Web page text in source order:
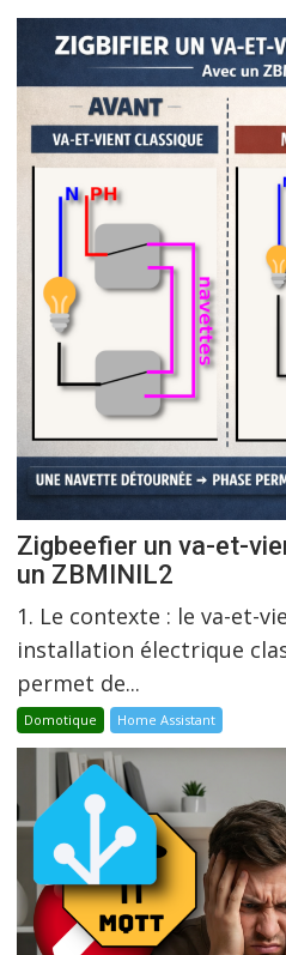
Zigbeefier un va-et-
un ZBMINIL2
1. Le contexte : le va-et-
installation électrique
permet de...
Domotique Home Assistant